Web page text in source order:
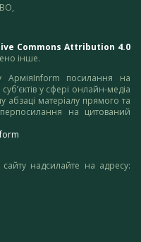
Commons Attribution 4.0
інше.
АрміяInform посилання на
у сфері онлайн-медіа
матеріалу прямого та
на цитований
надсилайте на адресу: